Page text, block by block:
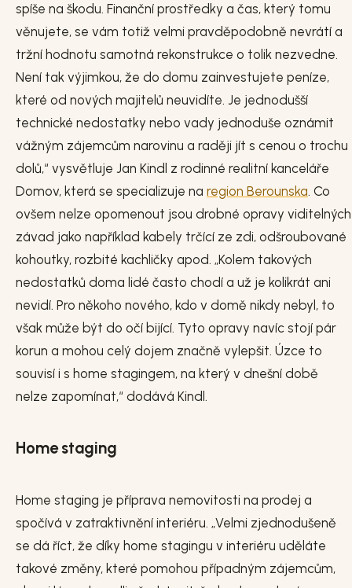
spíše na škodu. Finanční prostředky a čas, který tomu
věnujete, se vám totiž velmi pravděpodobně nevrátí a
tržní hodnotu samotná rekonstrukce o tolik nezvedne.
Není tak výjimkou, že do domu zainvestujete peníze,
které od nových majitelů neuvidíte. Je jednodušší
technické nedostatky nebo vady jednoduše oznámit
vážným zájemcům narovinu a raději jít s cenou o trochu
dolů,“ vysvětluje Jan Kindl z rodinné realitní kanceláře
Domov, která se specializuje na region Berounska. Co
ovšem nelze opomenout jsou drobné opravy viditelných
závad jako například kabely trčící ze zdi, odšroubované
kohoutky, rozbité kachličky apod. „Kolem takových
nedostatků doma lidé často chodí a už je kolikrát ani
nevidí. Pro někoho nového, kdo v domě nikdy nebyl, to
však může být do očí bijící. Tyto opravy navíc stojí pár
korun a mohou celý dojem značně vylepšit. Úzce to
souvisí i s home stagingem, na který v dnešní době
nelze zapomínat,“ dodává Kindl.
Home staging
Home staging je příprava nemovitosti na prodej a
spočívá v zatraktivnění interiéru. „Velmi zjednodušeně
se dá říct, že díky home stagingu v interiéru uděláte
takové změny, které pomohou případným zájemcům,